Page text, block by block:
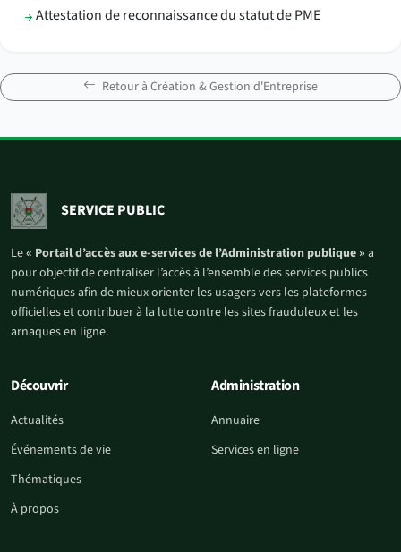
Attestation de reconnaissance du statut de PME
Retour à Création & Gestion d'Entreprise
SERVICE PUBLIC
Le« Portail d’accès aux e-services de l’Administration publique » a
pour objectif de centraliser l’accès à l’ensemble des services publics
numériques afin de mieux orienter les usagers vers les plateformes
officielles et contribuer à la lutte contre les sites frauduleux et les
arnaques en ligne.
Découvrir
Actualités
Événements de vie
Thématiques
À propos
Administration
Annuaire
Services en ligne